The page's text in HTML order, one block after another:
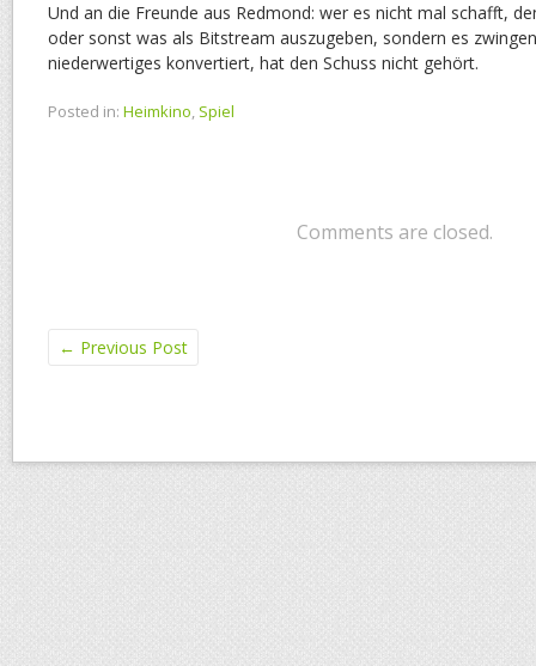
Und an die Freunde aus Redmond: wer es nicht mal schafft,
oder sonst was als Bitstream auszugeben, sondern es
niederwertiges konvertiert, hat den Schuss nicht gehört.
Posted in: Heimkino, Spiel
Comments are closed.
← Previous Post